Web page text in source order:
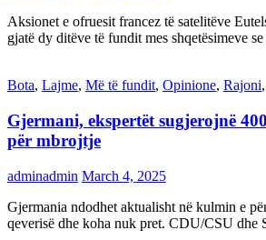
Aksionet e ofruesit francez të satelitëve
gjatë dy ditëve të fundit mes shqetësimeve
Bota, Lajme, Më të fundit, Opinione, Rajoni,
Gjermani, ekspertët sugjerojnë
për mbrojtje
adminadmin March 4, 2025
Gjermania ndodhet aktualisht në kulmin e
qeverisë dhe koha nuk pret. CDU/CSU